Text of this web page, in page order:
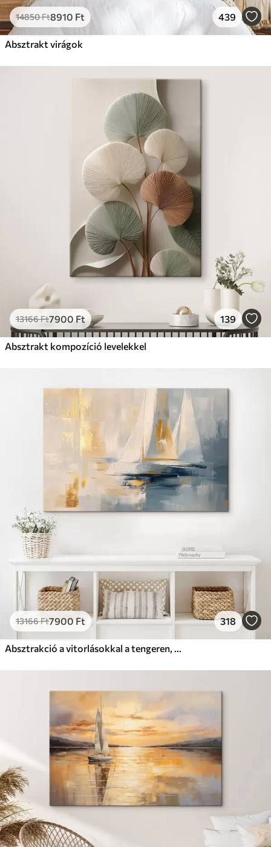
14850Ft8910 Ft 439
Absztrakt virágok
13166Ft7900 Ft 139
Absztrakt kompozíció levelekkel
13166Ft7900 Ft 318
Absztrakció a vitorlásokkal a tengeren, akril stílusban, naplemente